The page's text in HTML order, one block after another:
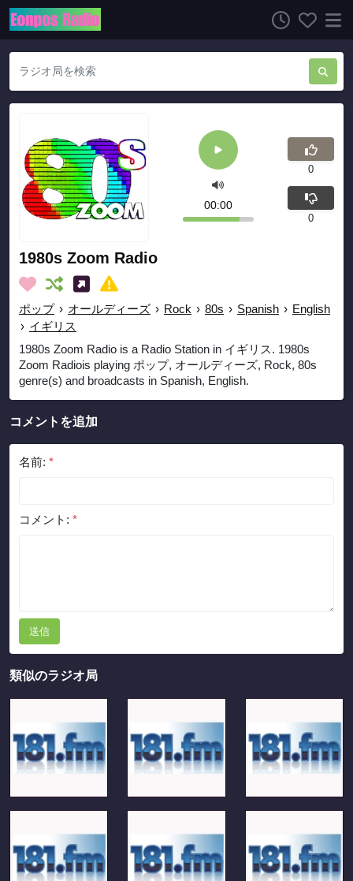
1980s Zoom Radio
ポップ › オールディーズ › Rock › 80s › Spanish › English
› イギリス
1980s Zoom Radio is a Radio Station in イギリス. 1980s
Zoom Radiois playing ポップ, オールディーズ, Rock, 80s
genre(s) and broadcasts in Spanish, English.
00:00
0
0
コメントを追加
名前: *
コメント: *
送信
類似のラジオ局